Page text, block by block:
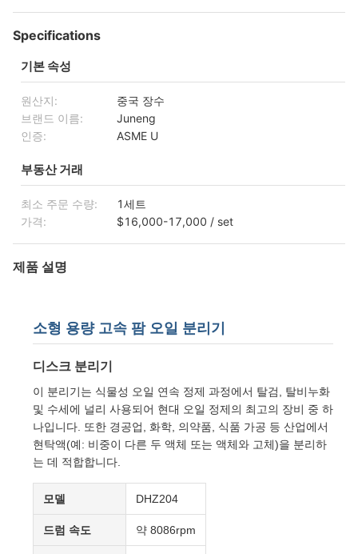
Specifications
기본 속성
원산지:
중국 장수
브랜드 이름:
Juneng
인증:
ASME U
부동산 거래
최소 주문 수량:
1세트
가격:
$16,000-17,000 / set
제품 설명
소형 용량 고속 팜 오일 분리기
디스크 분리기
이 분리기는 식물성 오일 연속 정제 과정에서 탈검, 탈비누화
및 수세에 널리 사용되어 현대 오일 정제의 최고의 장비 중 하
나입니다. 또한 경공업, 화학, 의약품, 식품 가공 등 산업에서
현탁액(예: 비중이 다른 두 액체 또는 액체와 고체)을 분리하
는 데 적합합니다.
모델 DHZ204
드럼 속도 약 8086rpm